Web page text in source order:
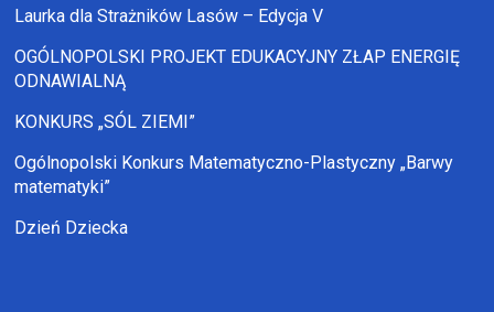
Laurka dla Strażników Lasów – Edycja V
OGÓLNOPOLSKI PROJEKT EDUKACYJNY ZŁAP ENERGIĘ
ODNAWIALNĄ
KONKURS „SÓL ZIEMI”
Ogólnopolski Konkurs Matematyczno-Plastyczny „Barwy
matematyki”
Dzień Dziecka